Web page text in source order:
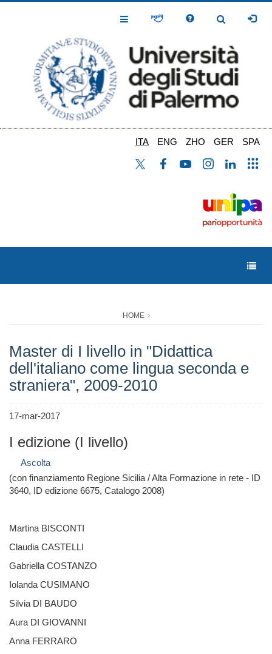
Toggle
Toggle
ITA ENG ZHO GER SPA
HOME
Master di I livello in "Didattica
dell'italiano come lingua seconda e
straniera", 2009-2010
17-mar-2017
I edizione (I livello)
Ascolta
(con finanziamento Regione Sicilia / Alta Formazione in rete - ID
3640, ID edizione 6675, Catalogo 2008)
Martina BISCONTI
Claudia CASTELLI
Gabriella COSTANZO
Iolanda CUSIMANO
Silvia DI BAUDO
Aura DI GIOVANNI
Anna FERRARO